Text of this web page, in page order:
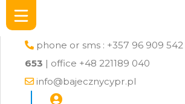
phone or sms : +357 96 909 542
653 | office +48 221189 040
info@bajecznycypr.pl